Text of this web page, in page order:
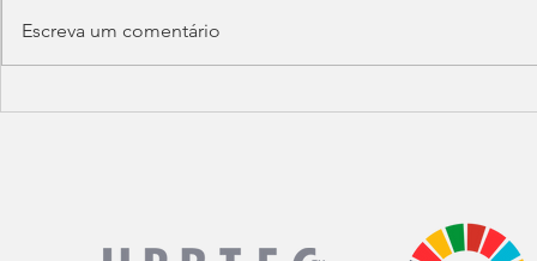
Conferência
(29/11)
Escreva um comentário